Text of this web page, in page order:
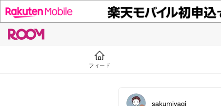
フィード
sakumiyagi